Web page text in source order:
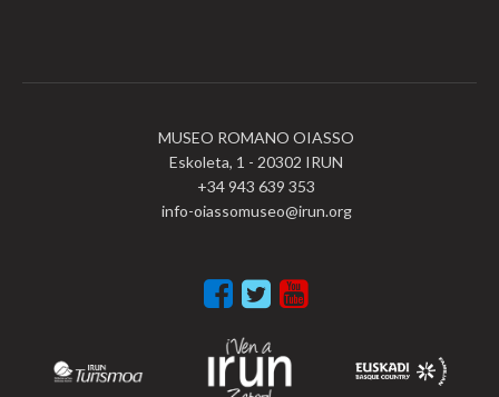
MUSEO ROMANO OIASSO
Eskoleta, 1 - 20302 IRUN
+34 943 639 353
info-oiassomuseo@irun.org